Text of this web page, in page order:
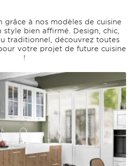
grâce à nos modèles de cuisine
style bien affirmé. Design, chic,
traditionnel, découvrez toutes
votre projet de future cuisine
!